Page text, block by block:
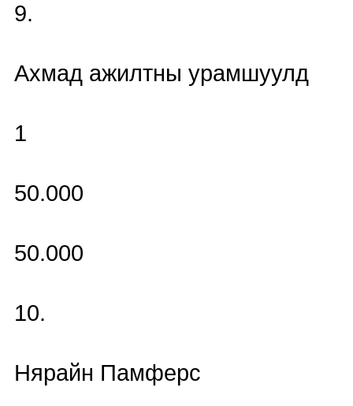
9.
Ахмад ажилтны урамшуулд
1
50.000
50.000
10.
Нярайн Памферс